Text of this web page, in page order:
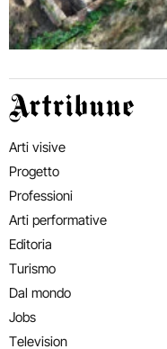
Artribune
Arti visive
Progetto
Professioni
Arti performative
Editoria
Turismo
Dal mondo
Jobs
Television